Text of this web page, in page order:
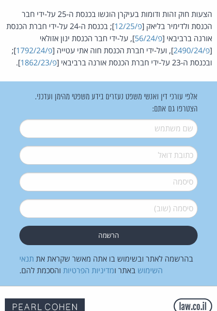
הצעות חוק זהות ודומות בעיקרן הוגשו בכנסת ה-25 על-ידי חבר
הכנסת ולדימיר בליאק [פ/12/25
]; בכנסת ה-24 על-ידי חברת הכנסת
אורנה ברביבאי [פ/56/24
], על-ידי חבר הכנסת ינון אזולאי
[פ/2490/24 ], ועל-ידי חברת הכנסת חוה אתי עטייה [פ/1792/24
];
ובכנסת ה-23 על-ידי חברת הכנסת אורנה ברביבאי [
פ/1862/23 ].
אלפי עורכי דין ואנשי משפט נעזרים בידע משפטי מהימן ועדכני.
הצטרפו גם אתם:
שם משתמש*
דואל*
סיסמה*
סיסמה (שוב)*
בהרשמה לאתר ובשימוש בו אתה מאשר שקראת את תנאי
השימוש באתר ומדיניות הפרטיות והסכמת להם.